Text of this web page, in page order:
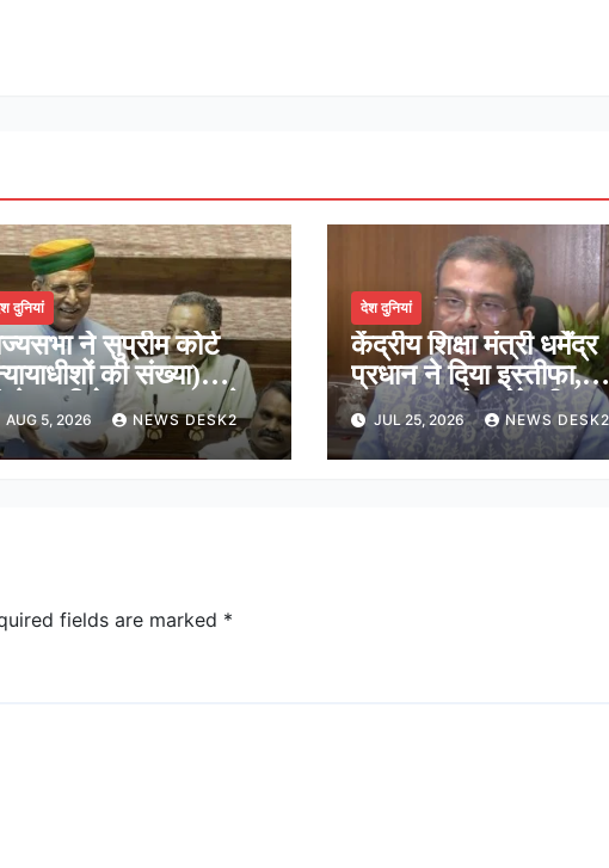
दुनियां
ने सुप्रीम कोर्ट
की संख्या)
विधेयक 2026 को
मंजूरी, शीर्ष अदालत में अब
की संख्या होगी 38
AUG 5, 2026 NEWS DESK2
देश दुनियां
केंद्रीय शिक्षा मंत्री धर्मेंद्र
प्रधान ने दिया इस्तीफा,
कहा-राष्ट्रसेवा मेरे जीवन
सर्वोच्च प्राथमिकता
JUL 25, 2026 NEWS DESK2
fields are marked *